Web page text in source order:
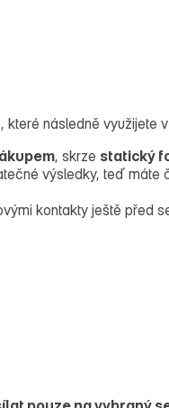
, které následně využijete
, skrze statický
výsledky, teď máte
kontakty ještě před